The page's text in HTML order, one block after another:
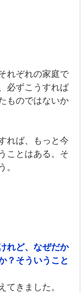
れぞれの家庭で
必ずこうすれば
ものではないか
れば、もっと今
ことはある。そ
。
れど、なぜだか
？そういうこと
てきました。